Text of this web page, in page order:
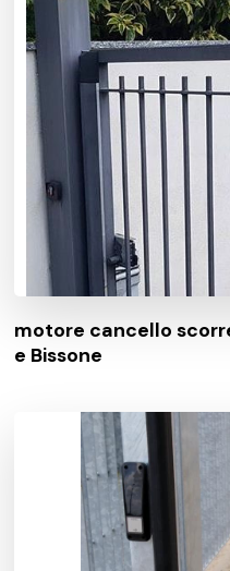
motore cancello
e Bissone